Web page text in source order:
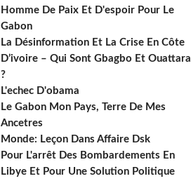
Homme De Paix Et D'espoir Pour Le
Gabon
La Désinformation Et La Crise En Côte
D’ivoire – Qui Sont Gbagbo Et Ouattara
?
L'echec D'obama
Le Gabon Mon Pays, Terre De Mes
Ancetres
Monde: Leçon Dans Affaire Dsk
Pour L'arrêt Des Bombardements En
Libye Et Pour Une Solution Politique